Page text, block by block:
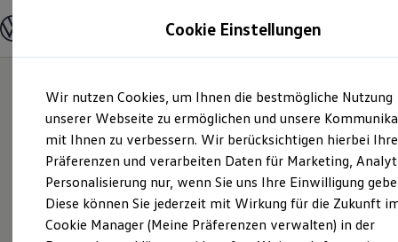
Hauptinhalt
springen
Footer
springen
Modelle und Konfigurator
Modelle vergleichen
Elektroautos
ENERGY Sondermodelle
Nutzfahrzeuge
SUV und CUV
Familienautos
Kombis
Kompaktwagen
Sportwagen
Schnell verfügbare Fahrzeuge
Cookie Einstellungen
Wir nutzen Cookies, um Ihnen die bestmögliche Nutzung
unserer Webseite zu ermöglichen und unsere
mit Ihnen zu verbessern. Wir berücksichtigen hierbei Ihre
Präferenzen und verarbeiten Daten für Marketing,
Personalisierung nur, wenn Sie uns Ihre Einwilligung
Diese können Sie jederzeit mit Wirkung für die Zukunft
Cookie Manager (Meine Präferenzen verwalten) in der